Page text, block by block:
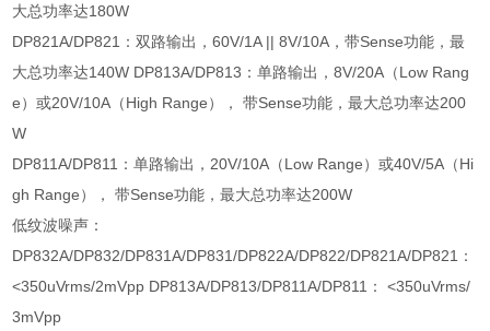
大总功率达180W
DP821A/DP821 ：双路输出，60V/1A || 8V/10A ，带Sense功能，最
大总功率达140W DP813A/DP813 ：单路输出，8V/20A （Low Rang
e）或20V/10A （High Range）， 带Sense功能，最大总功率达200
W
DP811A/DP811 ：单路输出， 20V/10A （Low Range）或40V/5A （Hi
gh Range）， 带Sense功能，最大总功率达200W
低纹波噪声：
DP832A/DP832/DP831A/DP831/DP822A/DP822/DP821A/DP821 ：
<350uVrms/2mVpp DP813A/DP813/DP811A/DP811 ：
<350uVrms/
3mVpp